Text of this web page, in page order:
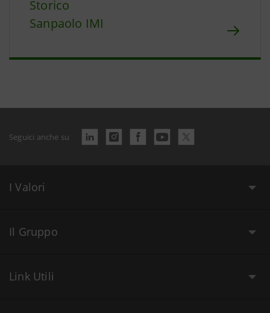
Storico
Sanpaolo IMI
Seguici anche su
I Valori
Il Gruppo
Link Utili